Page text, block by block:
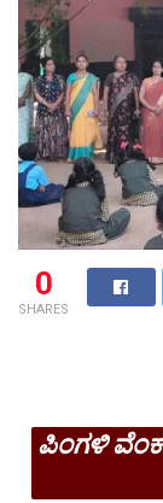
0
SHARES
ಪಿಂಗಳಿ